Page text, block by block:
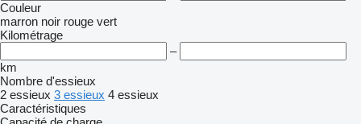
Couleur
marron noir rouge vert
Kilométrage
–
km
Nombre d'essieux
2 essieux 3 essieux 4 essieux
Caractéristiques